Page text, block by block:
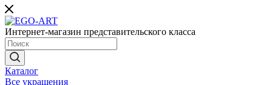
Интернет-магазин представительского класса
Каталог
Все украшения